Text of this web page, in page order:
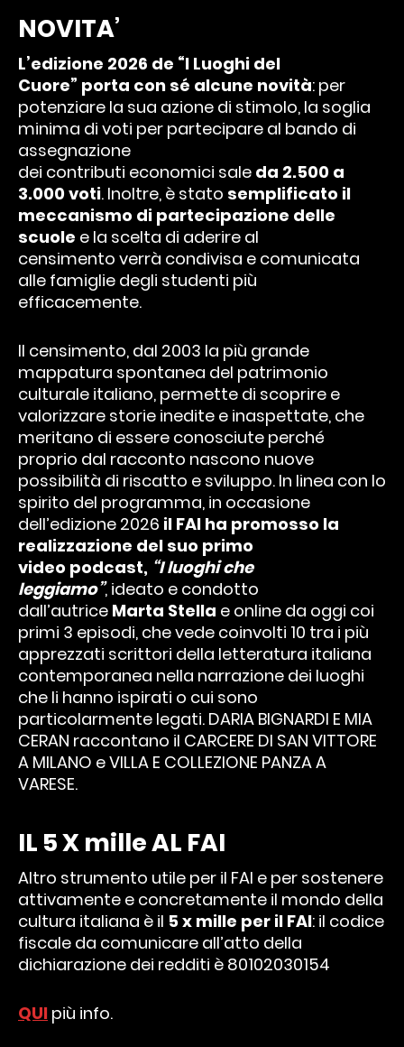
NOVITA’
L’edizione 2026 de “I Luoghi del
Cuore” porta con sé alcune novità: per
potenziare la sua azione di stimolo, la soglia
minima di voti per partecipare al bando di
assegnazione
dei contributi economici sale da 2.500 a
3.000 voti. Inoltre, è stato semplificato il
meccanismo di partecipazione delle
scuole e la scelta di aderire al
censimento verrà condivisa e comunicata
alle famiglie degli studenti più
efficacemente.
Il censimento, dal 2003 la più grande
mappatura spontanea del patrimonio
culturale italiano, permette di scoprire e
valorizzare storie inedite e inaspettate, che
meritano di essere conosciute perché
proprio dal racconto nascono nuove
possibilità di riscatto e sviluppo. In linea con lo
spirito del programma, in occasione
dell’edizione 2026 il FAI ha promosso la
realizzazione del suo primo
video podcast, “I luoghi che
leggiamo”, ideato e condotto
dall’autrice Marta Stella e online da oggi coi
primi 3 episodi, che vede coinvolti 10 tra i più
apprezzati scrittori della letteratura italiana
contemporanea nella narrazione dei luoghi
che li hanno ispirati o cui sono
particolarmente legati. DARIA BIGNARDI E MIA
CERAN raccontano il CARCERE DI SAN VITTORE
A MILANO e VILLA E COLLEZIONE PANZA A
VARESE.
IL 5 X mille AL FAI
Altro strumento utile per il FAI e per sostenere
attivamente e concretamente il mondo della
cultura italiana è il 5 x mille per il FAI: il codice
fiscale da comunicare all’atto della
dichiarazione dei redditi è 80102030154
QUI più info.